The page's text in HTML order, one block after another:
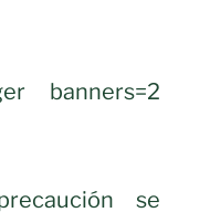
banners=2
se